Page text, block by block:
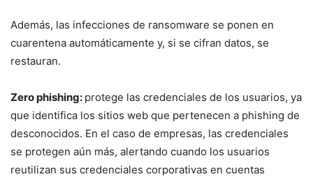
Además, las infecciones de ransomware se ponen en
cuarentena automáticamente y, si se cifran datos, se
restauran.
Zero phishing: protege las credenciales de los usuarios, ya
que identifica los sitios web que pertenecen a phishing de
desconocidos. En el caso de empresas, las credenciales
se protegen aún más, alertando cuando los usuarios
reutilizan sus credenciales corporativas en cuentas